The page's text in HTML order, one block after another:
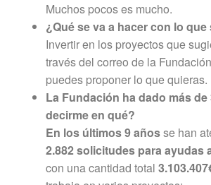
Muchos pocos es mucho.
¿Qué se va a hacer con lo
Invertir en los proyectos que
través del correo de la
puedes proponer lo que quieras.
La Fundación ha dado más de
decirme en qué?
En los últimos 9 añosse han
2.882solicitudes para ayudas
con una cantidad total 3.103.407